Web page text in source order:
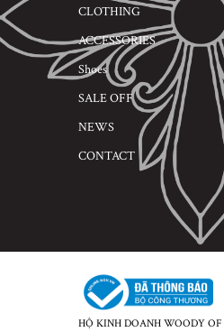
CLOTHING
ACCESSORIES
Shoes
SALE OFF
NEWS
CONTACT
HỘ KINH DOANH WOODY OF